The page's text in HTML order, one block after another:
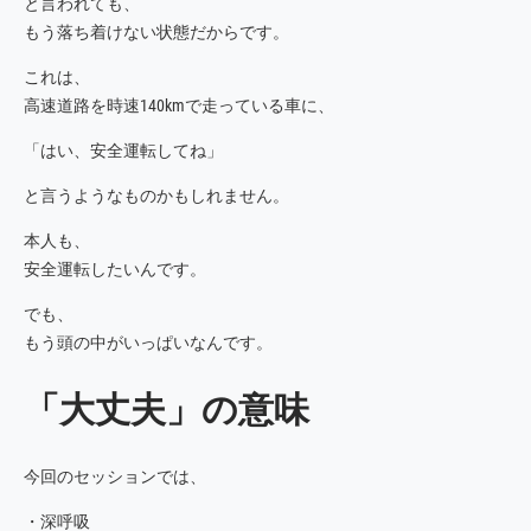
と言われても、
もう落ち着けない状態だからです。
これは、
高速道路を時速140kmで走っている車に、
「はい、安全運転してね」
と言うようなものかもしれません。
本人も、
安全運転したいんです。
でも、
もう頭の中がいっぱいなんです。
「大丈夫」の意味
今回のセッションでは、
・深呼吸